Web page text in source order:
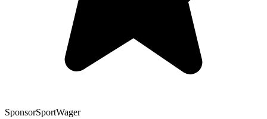
SponsorSportWager